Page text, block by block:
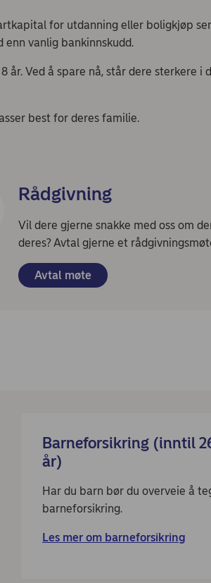
for utdanning eller boligkjøp
enn vanlig bankinnskudd.
Ved å spare nå, står dere sterkere i
best for deres familie.
Rådgivning
Vil dere gjerne snakke med oss om
deres? Avtal gjerne et
Avtal møte
Barneforsikring (inntil
år)
Har du barn bør du overveie å
barneforsikring.
Les mer om barneforsikring